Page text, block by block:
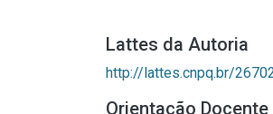
Lattes da Autoria
http://lattes.cnpq.br/
Orientação Docente